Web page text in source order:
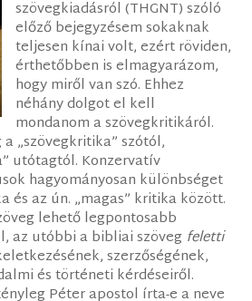
szövegkiadásról (THGNT) szóló
előző bejegyzésem sokaknak
teljesen kínai volt, ezért röviden,
érthetőbben is elmagyarázom,
hogy miről van szó. Ehhez
néhány dolgot el kell
mondanom a szövegkritikáról.
„szövegkritika” szótól,
utótagtól. Konzervatív
hagyományosan különbséget
és az ún. „magas” kritika között.
lehető legpontosabb
az utóbbi a bibliai szöveg feletti
szerzőségének,
és történeti kérdéseiről.
Péter apostol írta-e a neve